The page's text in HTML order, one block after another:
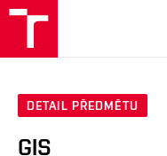
DETAIL PŘEDMĚTU
GIS